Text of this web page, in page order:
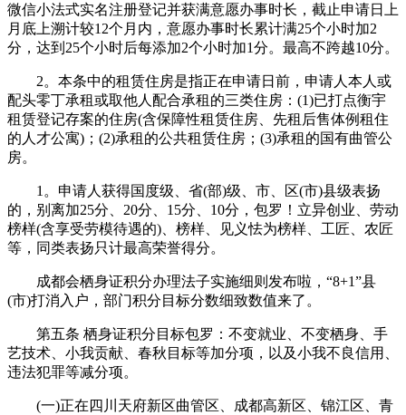
微信小法式实名注册登记并获满意愿办事时长，截止申请日上
月底上溯计较12个月内，意愿办事时长累计满25个小时加2
分，达到25个小时后每添加2个小时加1分。最高不跨越10分。
2。本条中的租赁住房是指正在申请日前，申请人本人或
配头零丁承租或取他人配合承租的三类住房：(1)已打点衡宇
租赁登记存案的住房(含保障性租赁住房、先租后售体例租住
的人才公寓)；(2)承租的公共租赁住房；(3)承租的国有曲管公
房。
1。申请人获得国度级、省(部)级、市、区(市)县级表扬
的，别离加25分、20分、15分、10分，包罗！立异创业、劳动
榜样(含享受劳模待遇的)、榜样、见义怯为榜样、工匠、农匠
等，同类表扬只计最高荣誉得分。
成都会栖身证积分办理法子实施细则发布啦，“8+1”县
(市)打消入户，部门积分目标分数细致数值来了。
第五条 栖身证积分目标包罗：不变就业、不变栖身、手
艺技术、小我贡献、春秋目标等加分项，以及小我不良信用、
违法犯罪等减分项。
(一)正在四川天府新区曲管区、成都高新区、锦江区、青